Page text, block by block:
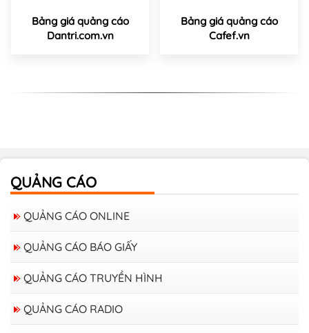
Bảng giá quảng cáo
Dantri.com.vn
Bảng giá quảng cáo
Cafef.vn
QUẢNG CÁO
QUẢNG CÁO ONLINE
QUẢNG CÁO BÁO GIẤY
QUẢNG CÁO TRUYỀN HÌNH
QUẢNG CÁO RADIO